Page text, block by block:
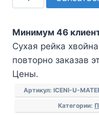
товара
рейка
хвойная
сорт
АВС
18х40х3000
Минимум 46
Сухая рейка
повторно заказав
Цены.
Артикул: ICENI-U-
Категории: